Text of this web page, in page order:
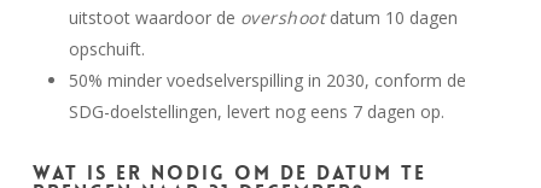
uitstoot waardoor de overshootdatum 10 dagen
opschuift.
50% minder voedselverspilling in 2030, conform de
SDG-doelstellingen, levert nog eens 7 dagen op.
Wat is er nodig om de datum te